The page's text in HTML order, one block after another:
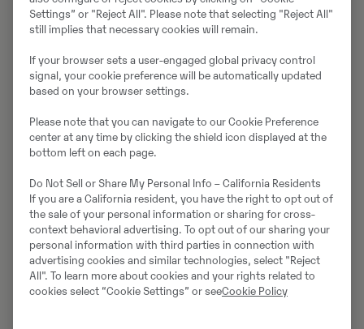
din Volvomaskin eller
saknas sprängskisser till
din maskin? Tveka inte att
kontakta oss!
Hur får jag tillgång till
sprängskisserna?
handeln ellermySwecon
har du åtkomst till våra
sprängskisser. När du
loggat in går du via vår
maskinfiltreringsverktyg
och väljer den maskin du vill
Settings” or "Reject All". Please note that selecting "Reject All"
still implies that necessary cookies will remain.
If your browser sets a user-engaged global privacy control
signal, your cookie preference will be automatically updated
based on your browser settings.
Please note that you can navigate to our Cookie Preference
center at any time by clicking the shield icon displayed at the
bottom left on each page.
Do Not Sell or Share My Personal Info – California Residents
If you are a California resident, you have the right to opt out of
the sale of your personal information or sharing for cross-
context behavioral advertising. To opt out of our sharing your
personal information with third parties in connection with
advertising cookies and similar technologies, select "Reject
All". To learn more about cookies and your rights related to
cookies select “Cookie Settings” or seeCookie Policy